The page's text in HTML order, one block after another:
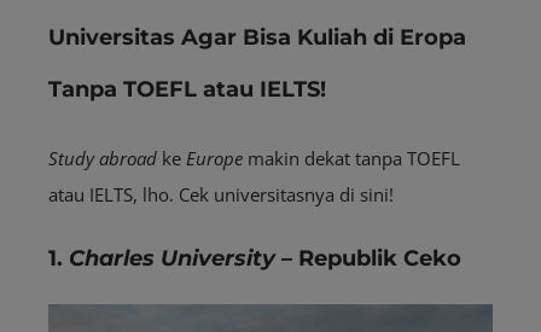
Universitas Agar Bisa Kuliah di Eropa
Tanpa TOEFL atau IELTS!
Study abroad ke Europe makin dekat tanpa TOEFL
atau IELTS, lho. Cek universitasnya di sini!
1. Charles University– Republik Ceko